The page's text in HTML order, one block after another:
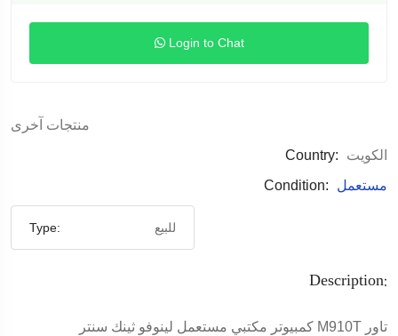
Login to Chat
منتجات آخرى
Country:
الكويت
Condition:
مستعمل
Type: للبيع
Description:
كمبيوتر مكتبي مستعمل لينوفو ثينك سنتر M910T تاور